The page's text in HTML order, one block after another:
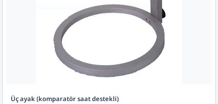
Üç ayak (komparatör saat destekli)